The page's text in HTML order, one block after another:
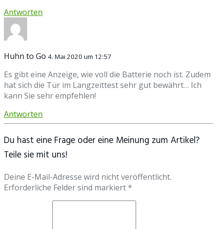
Antworten
Huhn to Go 4. Mai 2020 um 12:57
Es gibt eine Anzeige, wie voll die Batterie noch ist. Zudem
hat sich die Tür im Langzeittest sehr gut bewährt… Ich
kann Sie sehr empfehlen!
Antworten
Du hast eine Frage oder eine Meinung zum Artikel?
Teile sie mit uns!
Deine E-Mail-Adresse wird nicht veröffentlicht.
Erforderliche Felder sind markiert *